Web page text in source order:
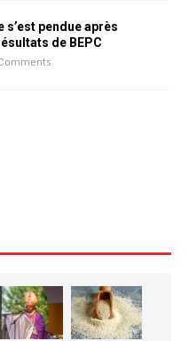
s’est pendue après
de BEPC